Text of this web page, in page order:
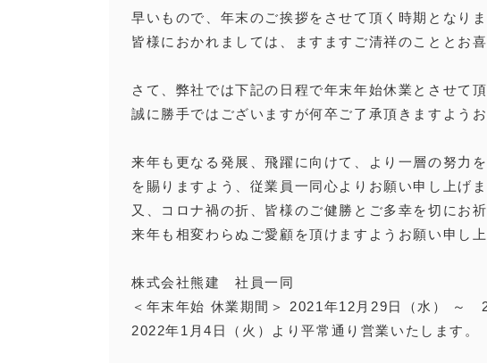
早いもので、年末のご挨拶をさせて頂く時期となりま
皆様におかれましては、ますますご清祥のこととお
さて、弊社では下記の日程で年末年始休業とさせて頂
誠に勝手ではございますが何卒ご了承頂きますよう
来年も更なる発展、飛躍に向けて、より一層の努力
を賜りますよう、従業員一同心よりお願い申し上げま
又、コロナ禍の折、皆様のご健勝とご多幸を切にお祈
来年も相変わらぬご愛顧を頂けますようお願い申し
株式会社熊建 社員一同
＜年末年始 休業期間＞ 2021年12月29日（水） ～
2022年1月4日（火）より平常通り営業いたします。